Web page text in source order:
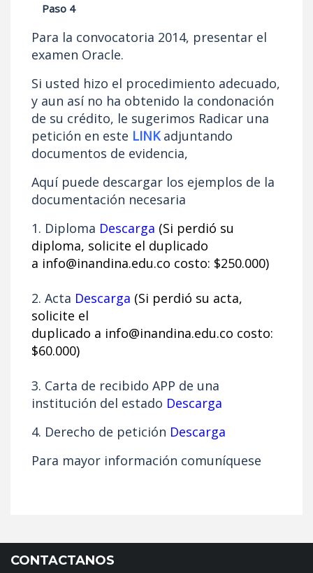
Paso 4
Para la convocatoria 2014, presentar el
examen Oracle.
Si usted hizo el procedimiento adecuado,
y aun así no ha obtenido la condonación
de su crédito, le sugerimos Radicar una
petición en este LINKadjuntando
documentos de evidencia,
Aquí puede descargar los ejemplos de la
documentación necesaria
1. Diploma Descarga (Si perdió su
diploma, solicite el duplicado
a info@inandina.edu.co costo: $250.000)
2. Acta Descarga (Si perdió su acta,
solicite el
duplicado a info@inandina.edu.co costo:
$60.000)
3. Carta de recibido APP de una
institución del estado Descarga
4. Derecho de petición Descarga
Para mayor información comuníquese
CONTACTANOS